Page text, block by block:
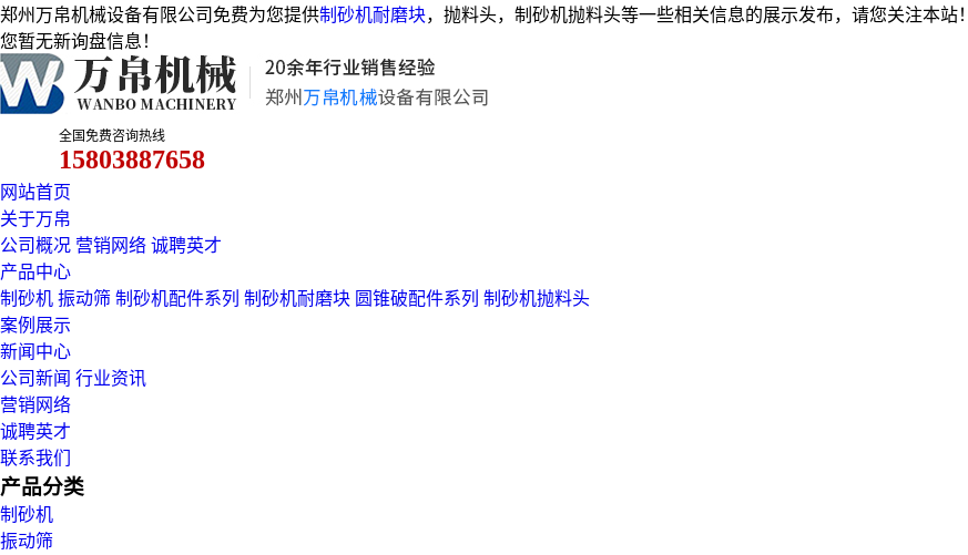
郑州万帛机械设备有限公司免费为您提供制砂机耐磨块，抛料头，制砂机抛料头等一些相关信息的展示发布，请您关注本站！
您暂无新询盘信息！
全国免费咨询热线
15803887658
网站首页
关于万帛
公司概况 营销网络 诚聘英才
产品中心
制砂机 振动筛 制砂机配件系列 制砂机耐磨块 圆锥破配件系列 制砂机抛料头
案例展示
新闻中心
公司新闻 行业资讯
营销网络
诚聘英才
联系我们
产品分类
制砂机
振动筛